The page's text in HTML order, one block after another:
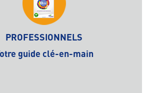
PROFESSIONNELS
guide clé-en-main